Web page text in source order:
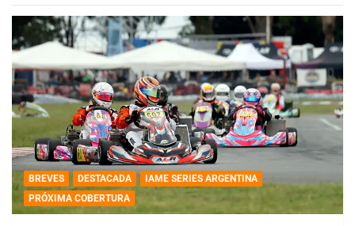
BREVES DESTACADA
IAME SERIES ARGENTINA
PRÓXIMA COBERTURA